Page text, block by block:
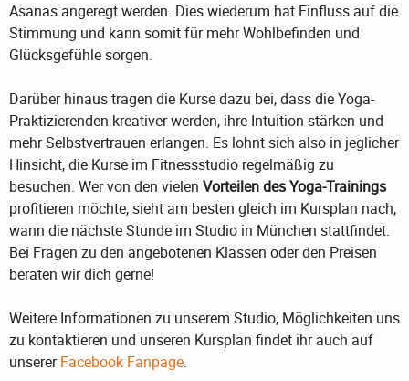
Asanas angeregt werden. Dies wiederum hat Einfluss auf die
Stimmung und kann somit für mehr Wohlbefinden und
Glücksgefühle sorgen.
Darüber hinaus tragen die Kurse dazu bei, dass die Yoga-
Praktizierenden kreativer werden, ihre Intuition stärken und
mehr Selbstvertrauen erlangen. Es lohnt sich also in jeglicher
Hinsicht, die Kurse im Fitnessstudio regelmäßig zu
besuchen. Wer von den vielen Vorteilen des Yoga-Trainings
profitieren möchte, sieht am besten gleich im Kursplan nach,
wann die nächste Stunde im Studio in München stattfindet.
Bei Fragen zu den angebotenen Klassen oder den Preisen
beraten wir dich gerne!
Weitere Informationen zu unserem Studio, Möglichkeiten uns
zu kontaktieren und unseren Kursplan findet ihr auch auf
unsererFacebook Fanpage.